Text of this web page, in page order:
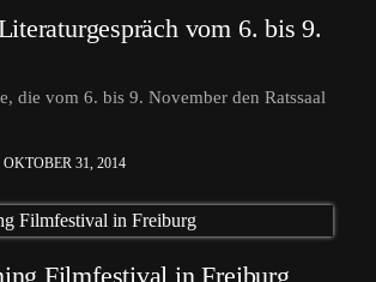
vom 6. bis 9.
die vom 6. bis 9. November den Ratssaal
OKTOBER 31, 2014
Filmfestival in Freiburg